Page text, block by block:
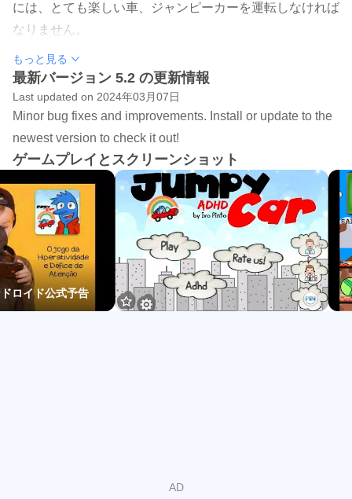
には、とても楽しい車、ジャンピーカーを運転しなければ
なりません。
この車にはブレーキがないので、プレイヤーは車をジャン
プさせて「気を散らすもの」を避けなければなりません。
「気を散らすもの」はADHDが引き起こす障害を表してお
り、アンディがそれらを克服できるよう手助けしなければ
なりません。
各レベルでは、バークス博士がアンディと（コミック形式
で）会話し、ADHDに関する様々なことを説明します。こ
のゲームは4つの主要な章に分かれています。
1)「ADHDとは？」
2)「ADHDの原因は？」
3)「ADHDを克服するには？」
親、医師、心理学者がADHDについて（ADHDの有無にか
もっと見る
最新バージョン 5.2 の更新情報
Last updated on 2024年03月07日
Minor bug fixes and improvements. Install or update to the
newest version to check it out!
ゲームプレイとスクリーンショット
ロイド公式予告